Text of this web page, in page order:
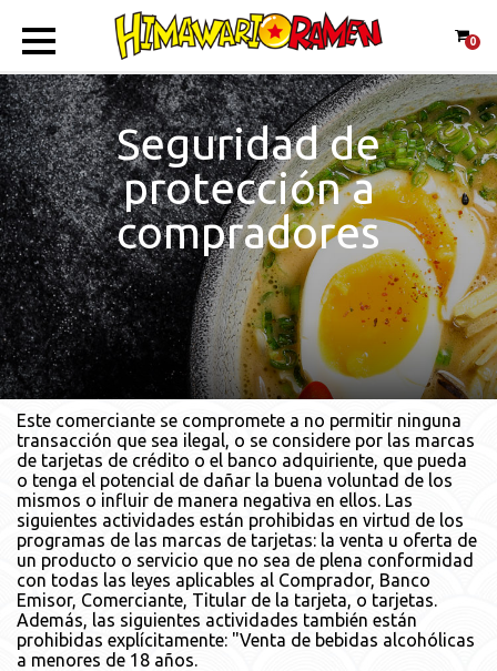
0
Seguridad de
protección a
compradores
Este comerciante se compromete a no permitir ninguna
transacción que sea ilegal, o se considere por las marcas
de tarjetas de crédito o el banco adquiriente, que pueda
o tenga el potencial de dañar la buena voluntad de los
mismos o influir de manera negativa en ellos. Las
siguientes actividades están prohibidas en virtud de los
programas de las marcas de tarjetas: la venta u oferta de
un producto o servicio que no sea de plena conformidad
con todas las leyes aplicables al Comprador, Banco
Emisor, Comerciante, Titular de la tarjeta, o tarjetas.
Además, las siguientes actividades también están
prohibidas explícitamente: "Venta de bebidas alcohólicas
a menores de 18 años.